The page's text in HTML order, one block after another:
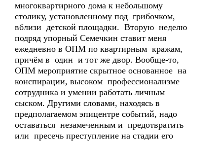
многоквартирного дома к небольшому
столику, установленному под грибочком,
вблизи детской площадки. Вторую неделю
подряд упорный Семечкин ставит меня
ежедневно в ОПМ по квартирным кражам,
причём в один и тот же двор. Вообще-то,
ОПМ мероприятие скрытное основанное на
конспирации, высоком профессионализме
сотрудника и умении работать личным
сыском. Другими словами, находясь в
предполагаемом эпицентре событий, надо
оставаться незамеченным и предотвратить
или пресечь преступление на стадии его